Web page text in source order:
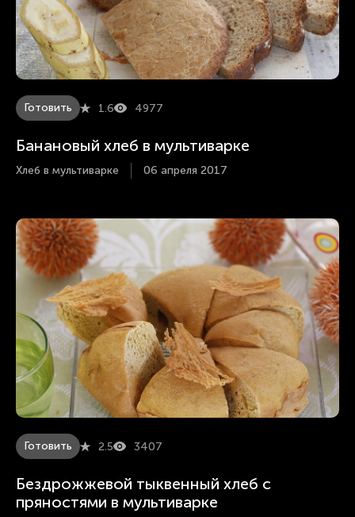
Готовить 1.6 4977
Банановый хлеб в мультиварке
Хлеб в мультиварке 06 апреля 2017
Готовить 2.5 3407
Бездрожжевой тыквенный хлеб с
пряностями в мультиварке